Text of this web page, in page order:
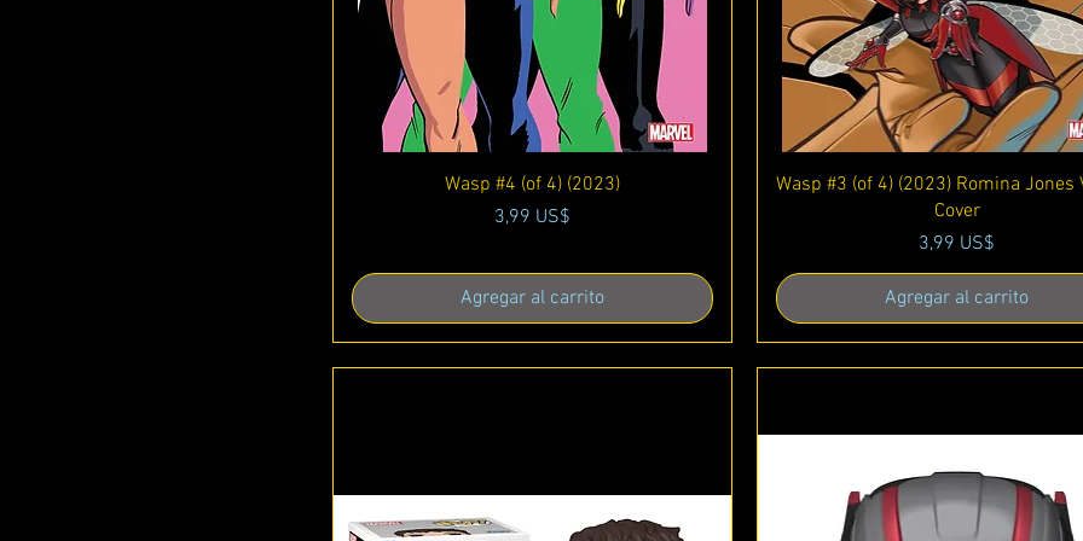
Vista rápida
Wasp #4 (of 4) (2023)
Precio
3,99 US$
Agregar al carrito
Vista rápida
Wasp #3 (of 4) (2023) Romina Jones
Cover
Precio
3,99 US$
Agregar al carrito